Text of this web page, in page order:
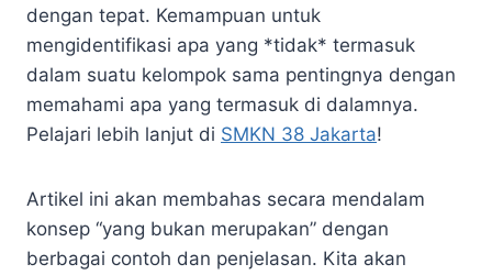
dengan tepat. Kemampuan untuk
mengidentifikasi apa yang *tidak* termasuk
dalam suatu kelompok sama pentingnya dengan
memahami apa yang termasuk di dalamnya.
Pelajari lebih lanjut di SMKN 38 Jakarta!
Artikel ini akan membahas secara mendalam
konsep “yang bukan merupakan” dengan
berbagai contoh dan penjelasan. Kita akan